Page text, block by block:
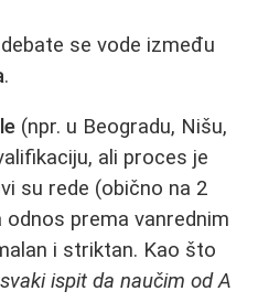
se vode između
.
(npr. u Beogradu, Nišu,
ali proces je
su rede (obično na 2
odnos prema vanrednim
i striktan. Kao što
ispit da naučim od A